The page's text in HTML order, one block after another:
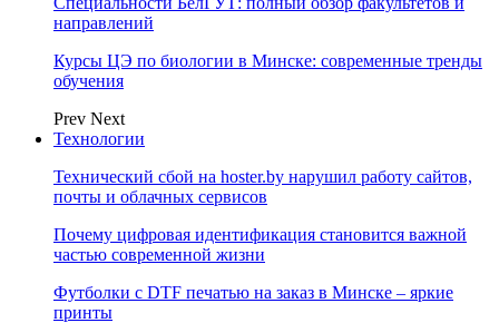
направлений
Курсы ЦЭ по биологии в Минске: современные тренды
обучения
Prev Next
Технологии
Технический сбой на hoster.by нарушил работу сайтов,
почты и облачных сервисов
Почему цифровая идентификация становится важной
частью современной жизни
Футболки с DTF печатью на заказ в Минске – яркие
принты